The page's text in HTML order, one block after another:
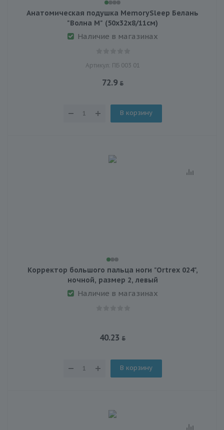
Анатомическая подушка MemorySleep Белань
"Волна М" (50х32х8/11см)
Наличие в магазинах
Артикул: ПБ 003 01
72.9
В корзину
Корректор большого пальца ноги "Ortrex 024",
ночной, размер 2, левый
Наличие в магазинах
40.23
В корзину